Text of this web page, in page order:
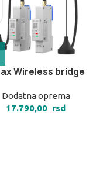
Wireless bridge
Dodatna oprema
17.790,00 rsd